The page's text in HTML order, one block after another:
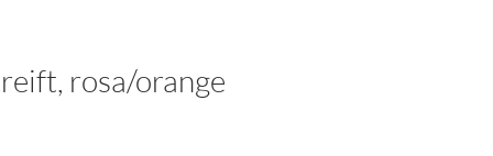
rosa/orange